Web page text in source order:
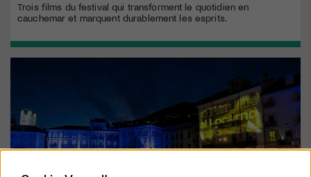
Trois films du festival qui transforment le quotidien en
cauchemar et marquent durablement les esprits.